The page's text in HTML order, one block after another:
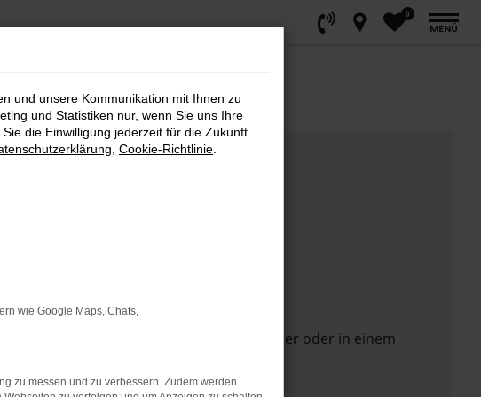
0
MENÜ
die Seite in einem anderen Browser oder in einem
und unsere Kommunikation mit Ihnen zu
und Statistiken nur, wenn Sie uns Ihre
die Einwilligung jederzeit für die Zukunft
Cookie-Richtlinie
wie Google Maps, Chats,
zu messen und zu verbessern. Zudem werden